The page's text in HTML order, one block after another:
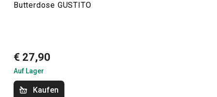
Essen
Getränke
Butterdose GUSTITO
€ 27,90
Auf Lager
Kaufen